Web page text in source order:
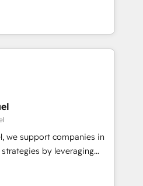
including a
with a focus on ROI and
journey that sets your
success. Unlock your
l'intime conviction que la
par l’innovation web,
relation client ! C'est
à la fois capables de
digitale et le pilotage
: 🧽 Nettoyage,
bases de données. 🚀
avec vos logiciels
utilisateurs 🎓
we support companies in
by leveraging
their marketing and
growth. Our offer spans